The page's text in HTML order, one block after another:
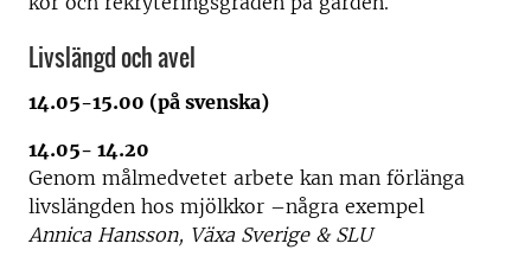
Livslängd och avel
14.05-15.00 (på svenska)
14.05- 14.20
Genom målmedvetet arbete kan man förlänga
livslängden hos mjölkkor –några exempel
Annica Hansson, Växa Sverige & SLU